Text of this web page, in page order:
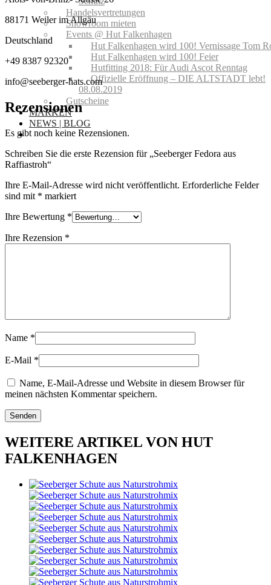
Handelsvertretungen
Showroom mieten
Events @ Hut Falkenhagen
Hut Falkenhagen wird 100! Vernissage Tom
Hut Falkenhagen wird 100! Feier
Hutfitting 2018: Für Audi Ascot Renntag
Offizielle Eröffnung – DIE ALTSTADT lebt!
08.08.2019
Gutscheine
MARKEN
NEWS | BLOG
88171 Weiler im Allgäu
Deutschland
+49 8387 92320
info@seeberger-hats.com
Rezensionen
Es gibt noch keine Rezensionen.
Schreiben Sie die erste Rezension für „Seeberger Fedora aus
Raffiastroh“
Ihre E-Mail-Adresse wird nicht veröffentlicht. Erforderliche Felder
sind mit * markiert
Ihre Bewertung *
Ihre Rezension *
Name *
E-Mail *
Name, E-Mail-Adresse und Website in diesem Browser für
meinen nächsten Kommentar speichern.
WEITERE ARTIKEL VON HUT
FALKENHAGEN